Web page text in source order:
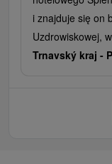
i znajduje się on
Uzdrowiskowej,
Trnavský kraj -